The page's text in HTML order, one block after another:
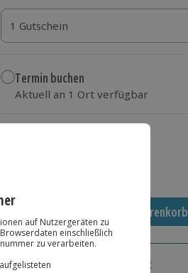
1 Gutschein
1 Gutschein
1 Gutschein
Termin buchen
Aktuell an 1 Ort verfügbar
In den Warenkorb
Immer das richtige Geschenk: